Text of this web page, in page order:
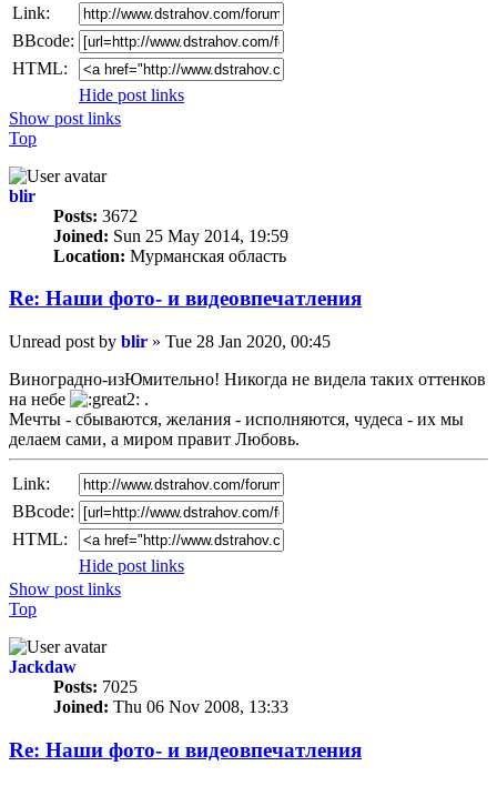
Link:
BBcode:
HTML:
Hide post links
Show post links
Top
blir
Posts: 3672
Joined: Sun 25 May 2014, 19:59
Location: Мурманская область
Re: Наши фото- и видеовпечатления
Unread post by blir » Tue 28 Jan 2020, 00:45
Виноградно-изЮмительно! Никогда не видела таких оттенков
на небе
.
Мечты - сбываются, желания - исполняются, чудеса - их мы
делаем сами, а миром правит Любовь.
Link:
BBcode:
HTML:
Hide post links
Show post links
Top
Jackdaw
Posts: 7025
Joined: Thu 06 Nov 2008, 13:33
Re: Наши фото- и видеовпечатления